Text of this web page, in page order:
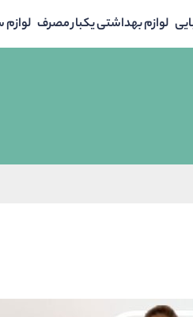
لوازم بهداشتی یکبار مصرف لوازم